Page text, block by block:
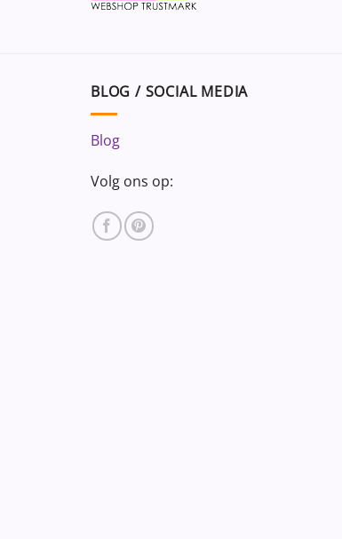
BLOG / SOCIAL MEDIA
Blog
Volg ons op: